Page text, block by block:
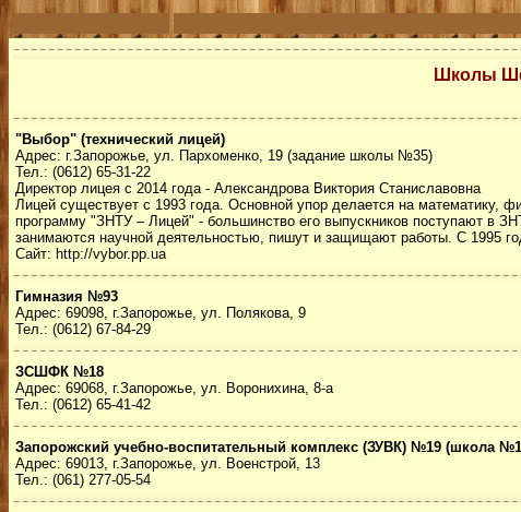
Школы
"Выбор" (технический лицей)
Адрес: г.Запорожье, ул. Пархоменко, 19 (задание школы №35)
Тел.: (0612) 65-31-22
Директор лицея с 2014 года - Александрова Виктория Станиславовна
Лицей существует с 1993 года. Основной упор делается на математику,
программу "ЗНТУ – Лицей" - большинство его выпускников поступают в
занимаются научной деятельностью, пишут и защищают работы. С 1995
Сайт: http://vybor.pp.ua
Гимназия №93
Адрес: 69098, г.Запорожье, ул. Полякова, 9
Тел.: (0612) 67-84-29
ЗСШФК №18
Адрес: 69068, г.Запорожье, ул. Воронихина, 8-а
Тел.: (0612) 65-41-42
Запорожский учебно-воспитательный комплекс (ЗУВК) №19 (школа
Адрес: 69013, г.Запорожье, ул. Военстрой, 13
Тел.: (061) 277-05-54